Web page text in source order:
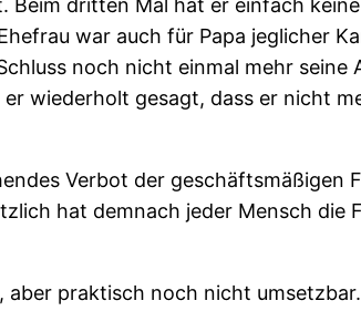
Beim dritten Mal hat er einfach
war auch für Papa jeglicher
noch nicht einmal mehr seine
wiederholt gesagt, dass er nicht
Verbot der geschäftsmäßigen
hat demnach jeder Mensch die
praktisch noch nicht